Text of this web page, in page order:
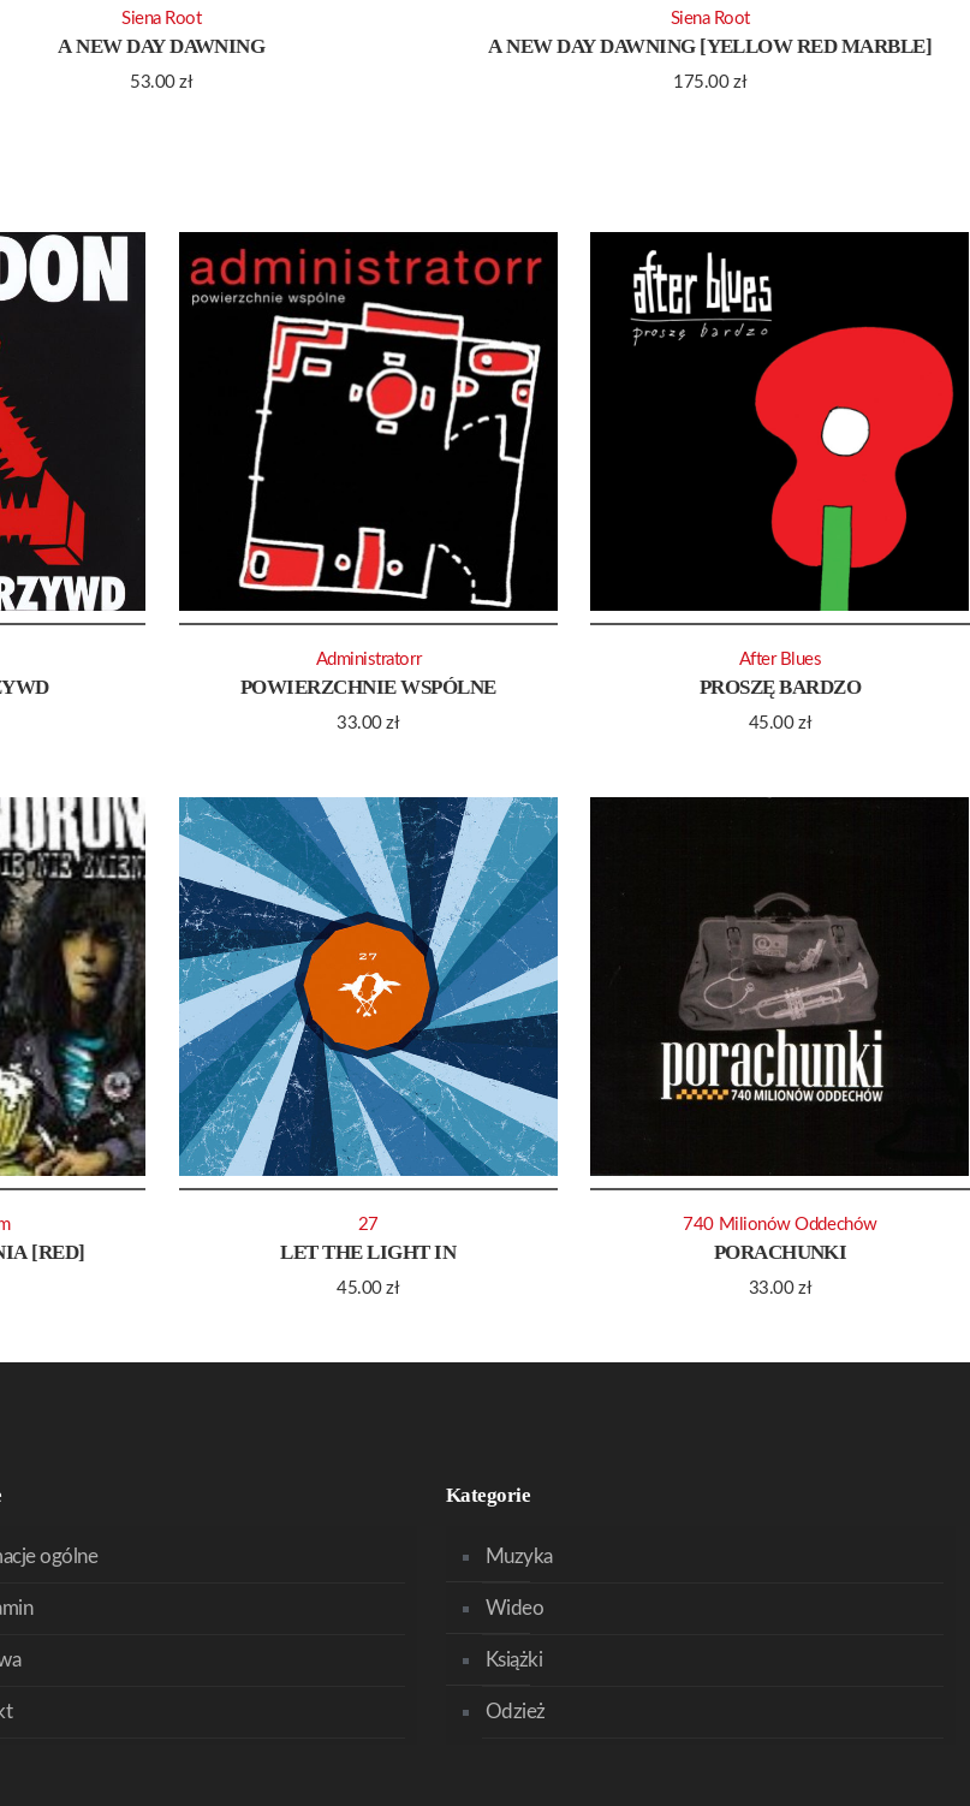
A NEW DAY DAWNING
53.00zł
Siena Root
A NEW DAY DAWNING [YELLOW RED MARBLE]
175.00zł
Siena Root
POWIERZCHNIE WSPÓLNE
33.00zł
Administratorr
PROSZĘ BARDZO
45.00zł
After Blues
[RED] LET THE LIGHT IN
45.00zł
27
PORACHUNKI
33.00zł
740 Milionów Oddechów
ogólne
Kategorie
Muzyka
Wideo
Książki
Odzież